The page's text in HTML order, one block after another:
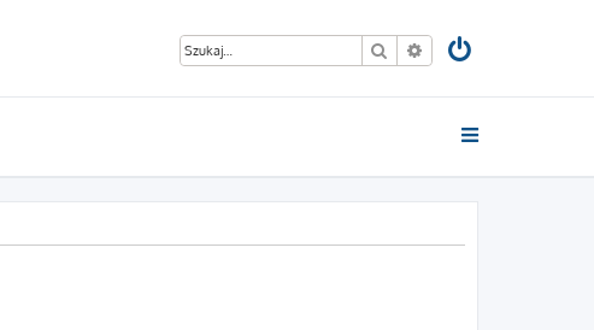
Szukaj Wyszukiwanie